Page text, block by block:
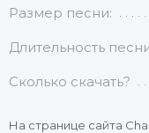
Размер песни:
Длительность
Сколько скачать?
На странице сайта